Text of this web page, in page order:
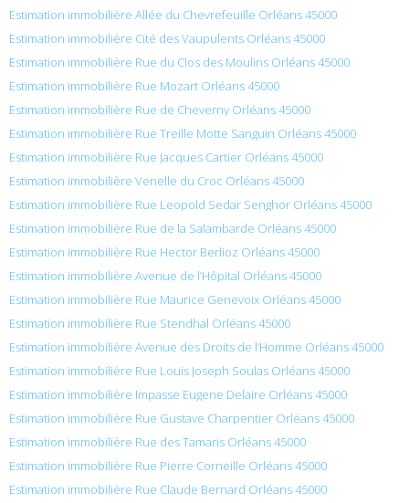
Estimation immobilière Allée du Chevrefeuille Orléans 45000
Estimation immobilière Cité des Vaupulents Orléans 45000
Estimation immobilière Rue du Clos des Moulins Orléans 45000
Estimation immobilière Rue Mozart Orléans 45000
Estimation immobilière Rue de Cheverny Orléans 45000
Estimation immobilière Rue Treille Motte Sanguin Orléans 45000
Estimation immobilière Rue Jacques Cartier Orléans 45000
Estimation immobilière Venelle du Croc Orléans 45000
Estimation immobilière Rue Leopold Sedar Senghor Orléans 45000
Estimation immobilière Rue de la Salambarde Orléans 45000
Estimation immobilière Rue Hector Berlioz Orléans 45000
Estimation immobilière Avenue de l’Hôpital Orléans 45000
Estimation immobilière Rue Maurice Genevoix Orléans 45000
Estimation immobilière Rue Stendhal Orléans 45000
Estimation immobilière Avenue des Droits de l’Homme Orléans 45000
Estimation immobilière Rue Louis Joseph Soulas Orléans 45000
Estimation immobilière Impasse Eugene Delaire Orléans 45000
Estimation immobilière Rue Gustave Charpentier Orléans 45000
Estimation immobilière Rue des Tamaris Orléans 45000
Estimation immobilière Rue Pierre Corneille Orléans 45000
Estimation immobilière Rue Claude Bernard Orléans 45000